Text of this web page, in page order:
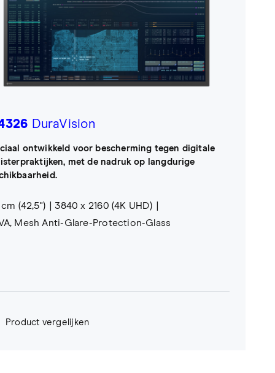
DuraVision
ontwikkeld voor bescherming tegen digitale
met de nadruk op langdurige
cm (42,5")
3840 x 2160 (4K UHD)
Mesh Anti-Glare-Protection-Glass
Product vergelijken